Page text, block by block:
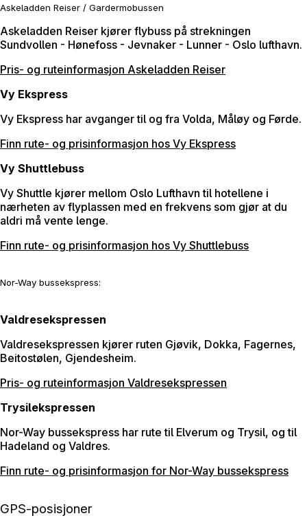
Askeladden Reiser / Gardermobussen
Askeladden Reiser kjører flybuss på strekningen
Sundvollen - Hønefoss - Jevnaker - Lunner - Oslo lufthavn.
Pris- og ruteinformasjon Askeladden Reiser
Vy Ekspress
Vy Ekspress har avganger til og fra Volda, Måløy og Førde.
Finn rute- og prisinformasjon hos Vy Ekspress
Vy Shuttlebuss
Vy Shuttle kjører mellom Oslo Lufthavn til hotellene i
nærheten av flyplassen med en frekvens som gjør at du
aldri må vente lenge.
Finn rute- og prisinformasjon hos Vy Shuttlebuss
Nor-Way bussekspress:
Valdresekspressen
Valdresekspressen kjører ruten Gjøvik, Dokka, Fagernes,
Beitostølen, Gjendesheim.
Pris- og ruteinformasjon Valdresekspressen
Trysilekspressen
Nor-Way bussekspress har rute til Elverum og Trysil, og til
Hadeland og Valdres.
Finn rute- og prisinformasjon for Nor-Way bussekspress
GPS-posisjoner